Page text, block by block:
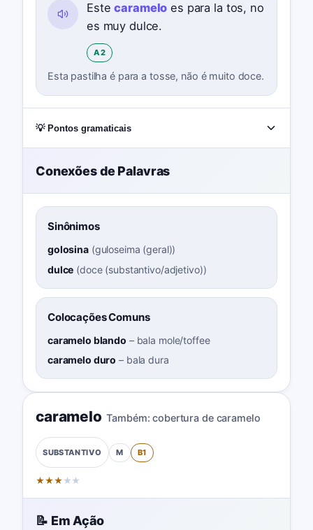
Estecaramelo es para la tos, no
es muy dulce.
A2
Esta pastilha é para a tosse, não é muito doce.
💡 Pontos gramaticais
Conexões de Palavras
Sinônimos
golosina(guloseima (geral))
dulce (doce (substantivo/adjetivo))
Colocações Comuns
caramelo blando – bala mole/toffee
caramelo duro – bala dura
caramelo Também: cobertura de caramelo
SUBSTANTIVO M B1
★★★ ★ ★
📝 Em Ação